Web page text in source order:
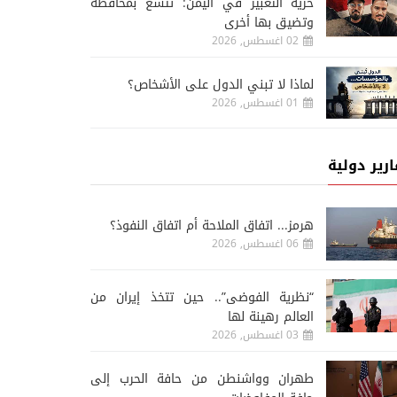
وتضيق بها أخرى
02 اغسطس, 2026
لماذا لا تبني الدول على الأشخاص؟
01 اغسطس, 2026
دولية
هرمز... اتفاق الملاحة أم اتفاق النفوذ؟
06 اغسطس, 2026
“نظرية الفوضى”.. حين تتخذ إيران من
العالم رهينة لها
03 اغسطس, 2026
طهران وواشنطن من حافة الحرب إلى